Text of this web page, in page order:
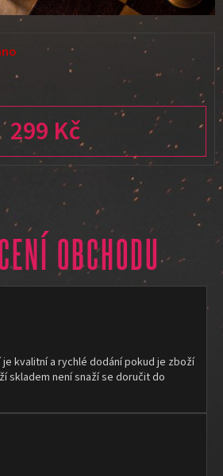
299 Kč
Měrná cena:
OBCHODU
kvalitní a rychlé dodání pokud je zboží
skladem není snaží se doručit do